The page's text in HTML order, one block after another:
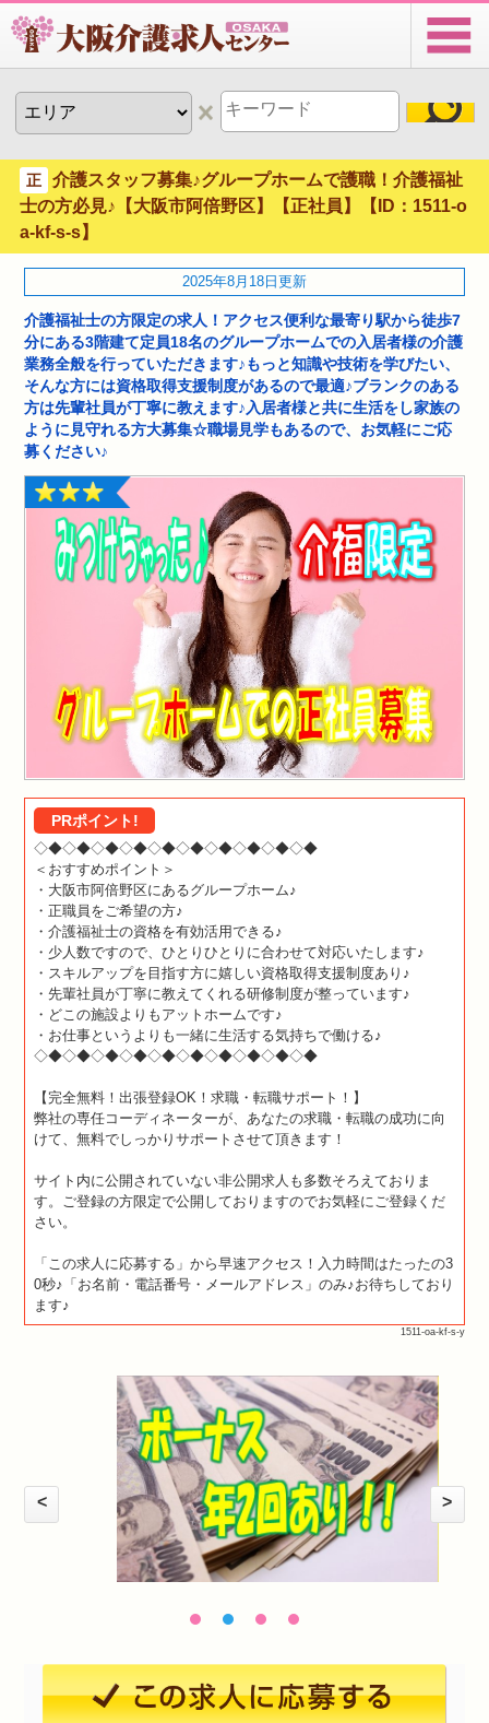
正
介護スタッフ募集♪グループホームで護職！介護福祉
士の方必見♪【大阪市阿倍野区】【正社員】【ID：1511-o
a-kf-s-s】
2025年8月18日更新
介護福祉士の方限定の求人！アクセス便利な最寄り駅から徒歩7
分にある3階建て定員18名のグループホームでの入居者様の介護
業務全般を行っていただきます♪もっと知識や技術を学びたい、
そんな方には資格取得支援制度があるので最適♪ブランクのある
方は先輩社員が丁寧に教えます♪入居者様と共に生活をし家族の
ように見守れる方大募集☆職場見学もあるので、お気軽にご応
募ください♪
PRポイント!
◇◆◇◆◇◆◇◆◇◆◇◆◇◆◇◆◇◆◇◆
＜おすすめポイント＞
・大阪市阿倍野区にあるグループホーム♪
・正職員をご希望の方♪
・介護福祉士の資格を有効活用できる♪
・少人数ですので、ひとりひとりに合わせて対応いたします♪
・スキルアップを目指す方に嬉しい資格取得支援制度あり♪
・先輩社員が丁寧に教えてくれる研修制度が整っています♪
・どこの施設よりもアットホームです♪
・お仕事というよりも一緒に生活する気持ちで働ける♪
◇◆◇◆◇◆◇◆◇◆◇◆◇◆◇◆◇◆◇◆
【完全無料！出張登録OK！求職・転職サポート！】
弊社の専任コーディネーターが、あなたの求職・転職の成功に向
けて、無料でしっかりサポートさせて頂きます！
サイト内に公開されていない非公開求人も多数そろえておりま
す。ご登録の方限定で公開しておりますのでお気軽にご登録くだ
さい。
「この求人に応募する」から早速アクセス！入力時間はたったの3
0秒♪「お名前・電話番号・メールアドレス」のみ♪お待ちしており
ます♪
1511-oa-kf-s-y
< >